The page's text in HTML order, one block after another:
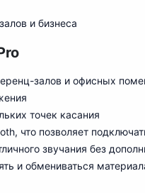
и бизнеса
залов и офисных
точек касания
что позволяет
звучания без
и обмениваться